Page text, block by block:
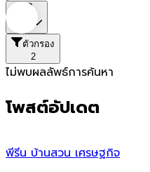
ตัวกรอง
2
ไม่พบผลลัพธ์การค้นหา
โพสต์อัปเดต
พีรีน บ้านสวน เศรษฐกิจ